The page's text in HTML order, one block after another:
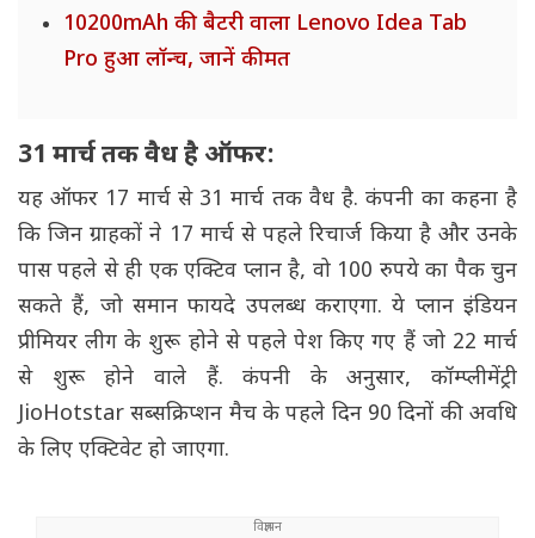
10200mAh की बैटरी वाला Lenovo Idea Tab
Pro हुआ लॉन्च, जानें कीमत
31 मार्च तक वैध है ऑफर:
यह ऑफर 17 मार्च से 31 मार्च तक वैध है. कंपनी का कहना है
कि जिन ग्राहकों ने 17 मार्च से पहले रिचार्ज किया है और उनके
पास पहले से ही एक एक्टिव प्लान है, वो 100 रुपये का पैक चुन
सकते हैं, जो समान फायदे उपलब्ध कराएगा. ये प्लान इंडियन
प्रीमियर लीग के शुरू होने से पहले पेश किए गए हैं जो 22 मार्च
से शुरू होने वाले हैं. कंपनी के अनुसार, कॉम्प्लीमेंट्री
JioHotstar सब्सक्रिप्शन मैच के पहले दिन 90 दिनों की अवधि
के लिए एक्टिवेट हो जाएगा.